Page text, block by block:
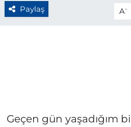
Paylaş A-
Geçen gün yaşadığım
GÜNCEL